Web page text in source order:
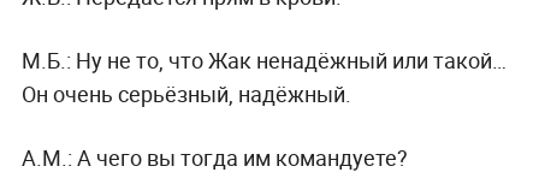
М.Б.: Ну не то, что Жак ненадёжный или такой…
Он очень серьёзный, надёжный.
А.М.: А чего вы тогда им командуете?